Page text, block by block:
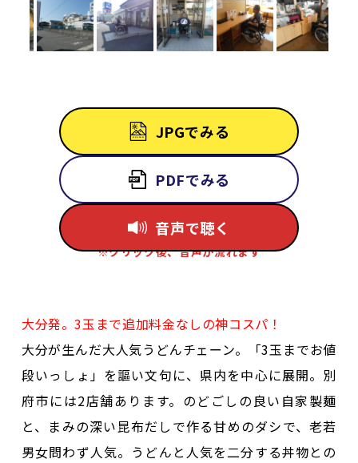
JPGでみる
PDFでみる
音声で聴く
※クリック後、音声が流れます
大分発。3玉まで追加料金なしの神コスパ！
大分が生んだ大人気うどんチェーン。「3玉までお値
段いっしょ」を謳い文句に、県内を中心に展開。別
府市には2店舗あります。のどごしの良い自家製麺
と、まみの深い昆布だしで作る甘めのダシで、老若
男女問わず人気。うどんと人気を二分する丼物との